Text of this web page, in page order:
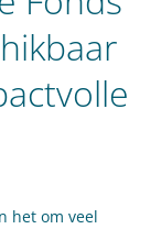
het om veel